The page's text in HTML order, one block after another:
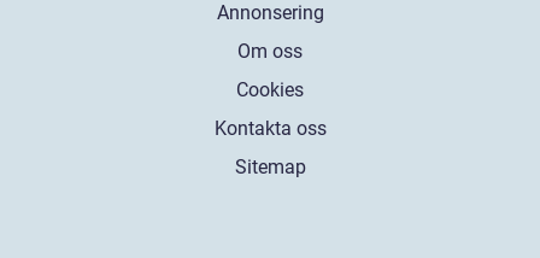
Annonsering
Om oss
Cookies
Kontakta oss
Sitemap